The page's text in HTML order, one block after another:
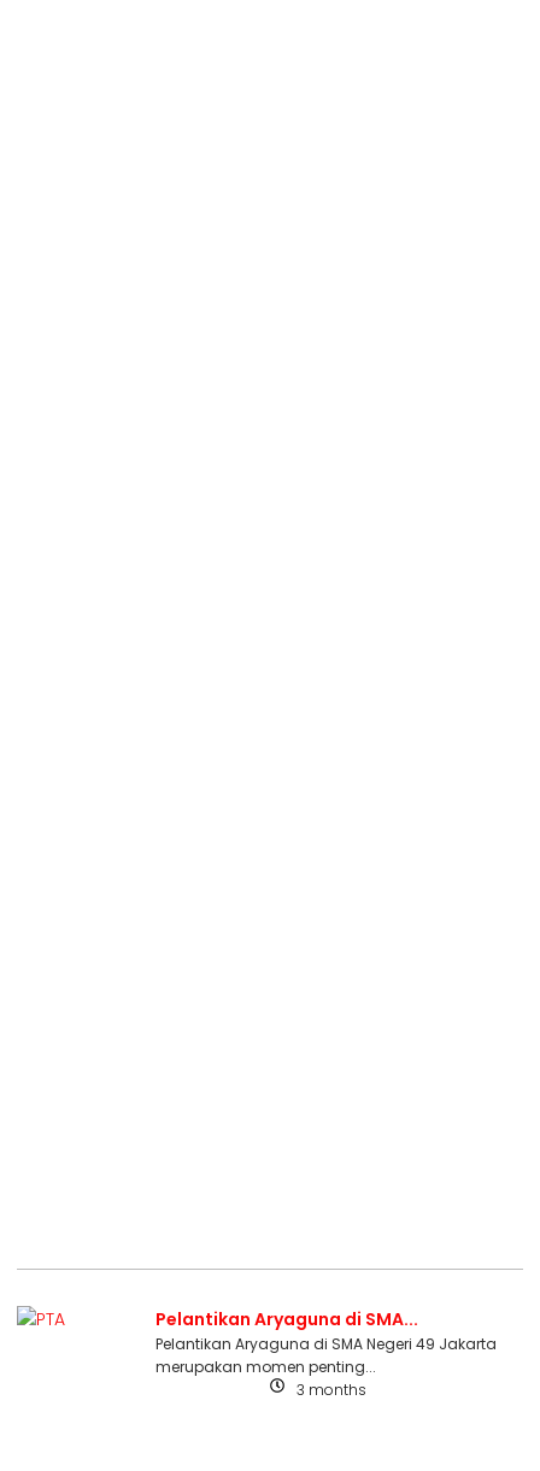
Pelantikan Aryaguna di SMA...
Pelantikan Aryaguna di SMA Negeri 49 Jakarta
merupakan momen penting...
3 months